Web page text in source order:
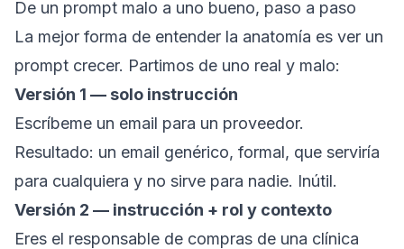
De un prompt malo a uno bueno, paso a paso
La mejor forma de entender la anatomía es ver un
prompt crecer. Partimos de uno real y malo:
Versión 1 — solo instrucción
Escríbeme un email para un proveedor.
Resultado: un email genérico, formal, que serviría
para cualquiera y no sirve para nadie. Inútil.
Versión 2 — instrucción + rol y contexto
Eres el responsable de compras de una clínica